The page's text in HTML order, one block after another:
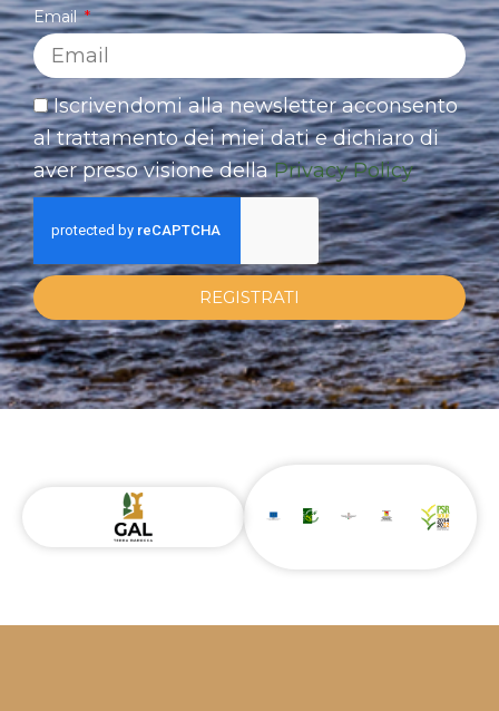
Email
Iscrivendomi alla newsletter acconsento
al trattamento dei miei dati e dichiaro di
aver preso visione dellaPrivacy Policy
REGISTRATI